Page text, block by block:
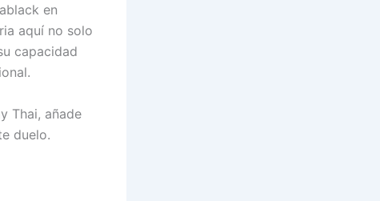
en
aquí no solo
capacidad
Thai, añade
duelo.